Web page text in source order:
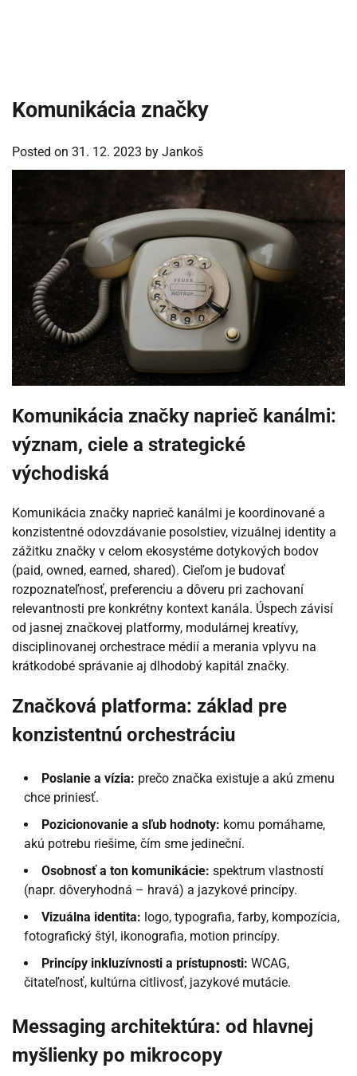
Komunikácia značky
Posted on 31. 12. 2023 by Jankoš
Komunikácia značky naprieč kanálmi:
význam, ciele a strategické
východiská
Komunikácia značky naprieč kanálmi je koordinované a
konzistentné odovzdávanie posolstiev, vizuálnej identity a
zážitku značky v celom ekosystéme dotykových bodov
(paid, owned, earned, shared). Cieľom je budovať
rozpoznateľnosť, preferenciu a dôveru pri zachovaní
relevantnosti pre konkrétny kontext kanála. Úspech závisí
od jasnej značkovej platformy, modulárnej kreatívy,
disciplinovanej orchestrace médií a merania vplyvu na
krátkodobé správanie aj dlhodobý kapitál značky.
Značková platforma: základ pre
konzistentnú orchestráciu
Poslanie a vízia: prečo značka existuje a akú zmenu
chce priniesť.
Pozicionovanie a sľub hodnoty: komu pomáhame,
akú potrebu riešime, čím sme jedineční.
Osobnosť a ton komunikácie: spektrum vlastností
(napr. dôveryhodná – hravá) a jazykové princípy.
Vizuálna identita: logo, typografia, farby, kompozícia,
fotografický štýl, ikonografia, motion princípy.
Princípy inkluzívnosti a prístupnosti: WCAG,
čitateľnosť, kultúrna citlivosť, jazykové mutácie.
Messaging architektúra: od hlavnej
myšlienky po mikrocopy